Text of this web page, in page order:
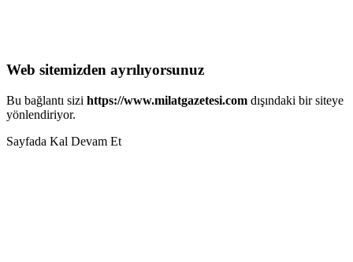
Web sitemizden ayrılıyorsunuz
Bu bağlantı sizi https://www.milatgazetesi.com dışındaki bir siteye
yönlendiriyor.
Sayfada Kal Devam Et